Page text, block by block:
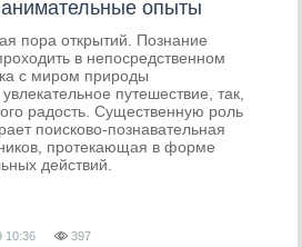
опыты
пора открытий. Познание
в непосредственном
с миром природы
путешествие, так,
радость. Существенную роль
поисково-познавательная
протекающая в форме
действий.
10:36 397